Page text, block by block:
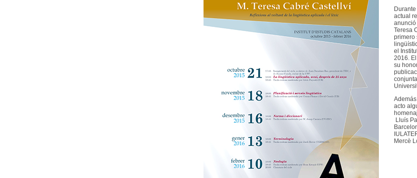
actual
anunció
Teresa
primero
el
2016.
su
acto
Lluís
Mercè